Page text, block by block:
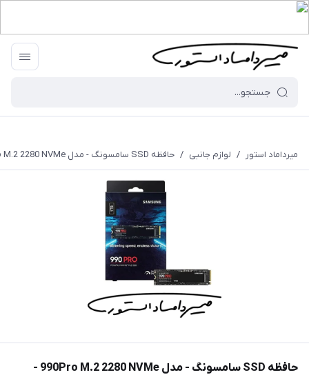
میرداماد استور / لوازم جانبی / حافظه SSD سامسونگ - مدل 990Pro M.2 2280 NVMe - ظرفیت 1 ترابایت
حافظه SSD سامسونگ - مدل 990Pro M.2 2280 NVMe -